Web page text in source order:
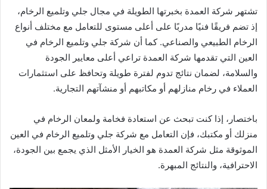
تشتهر شركة العمدة بخبرتها الطويلة في مجال جلي وتلميع الرخام،
إذ تضم فريقًا فنيًا مدربًا على أعلى مستوى للتعامل مع مختلف أنواع
الرخام الطبيعي والصناعي. كما أن شركة جلي وتلميع الرخام في
العين التي تقدمها شركة العمدة تراعي أعلى معايير الجودة
والسلامة، لضمان نتائج تدوم لفترة طويلة وتحافظ على استثمارات
العملاء في رخام منازلهم أو مكاتبهم أو منشآتهم التجارية.
باختصار، إذا كنت تبحث عن استعادة فخامة ولمعان الرخام في
منزلك أو مكتبك، فإن التعامل مع شركة جلي وتلميع الرخام في العين
الموثوقة مثل شركة العمدة هو الخيار الأمثل الذي يجمع بين الجودة،
الاحترافية، والنتائج المبهرة.